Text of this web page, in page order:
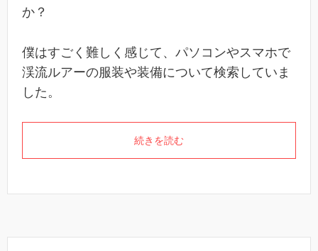
か？
僕はすごく難しく感じて、パソコンやスマホで
渓流ルアーの服装や装備について検索していま
した。
続きを読む